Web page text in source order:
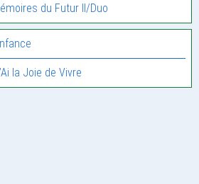
du Futur II/Duo
la Joie de Vivre